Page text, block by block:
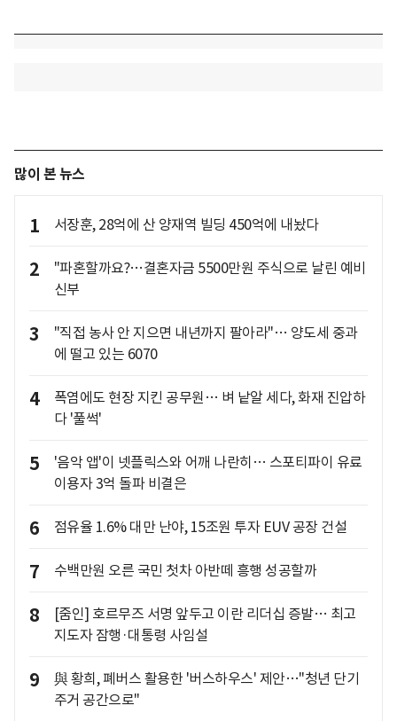
많이 본 뉴스
1 서장훈, 28억에 산 양재역 빌딩 450억에 내놨다
2
"파혼할까요?…결혼자금 5500만원 주식으로 날린 예비
신부
3
"직접 농사 안 지으면 내년까지 팔아라"… 양도세 중과
에 떨고 있는 6070
4
폭염에도 현장 지킨 공무원… 벼 낱알 세다, 화재 진압하
다 '풀썩'
5
'음악 앱'이 넷플릭스와 어깨 나란히… 스포티파이 유료
이용자 3억 돌파 비결은
6 점유율 1.6% 대만 난야, 15조원 투자 EUV 공장 건설
7 수백만원 오른 국민 첫차 아반떼 흥행 성공할까
8
[줌인] 호르무즈 서명 앞두고 이란 리더십 증발… 최고
지도자 잠행·대통령 사임설
9
與 황희, 폐버스 활용한 '버스하우스' 제안…"청년 단기
주거 공간으로"